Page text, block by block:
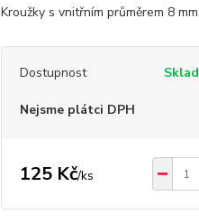
Kroužky s vnitřním průměrem 8 mm.
Dostupnost
Nejsme plátci DPH
125 Kč/ks